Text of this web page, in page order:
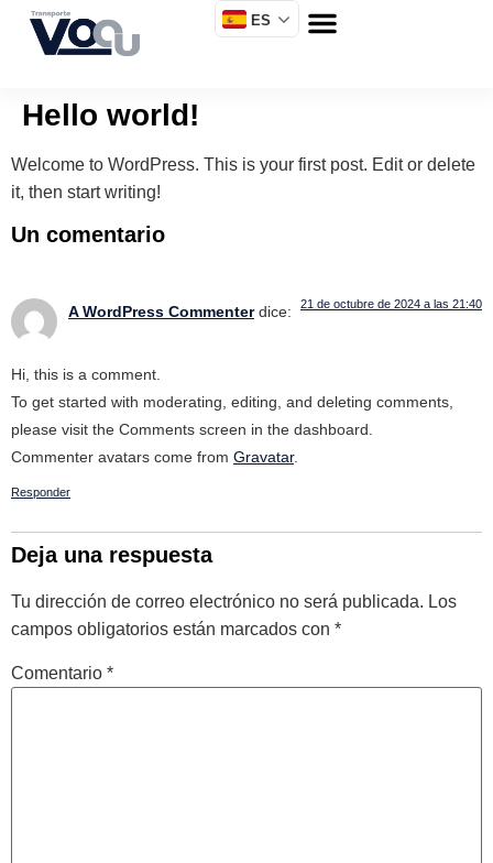
ES
Hello world!
Welcome to WordPress. This is your first post. Edit or delete
it, then start writing!
Un comentario
A WordPress Commenter dice: 21 de octubre de 2024 a las 21:40
Hi, this is a comment.
To get started with moderating, editing, and deleting comments,
please visit the Comments screen in the dashboard.
Commenter avatars come from Gravatar.
Responder
Deja una respuesta
Tu dirección de correo electrónico no será publicada. Los
campos obligatorios están marcados con *
Comentario *